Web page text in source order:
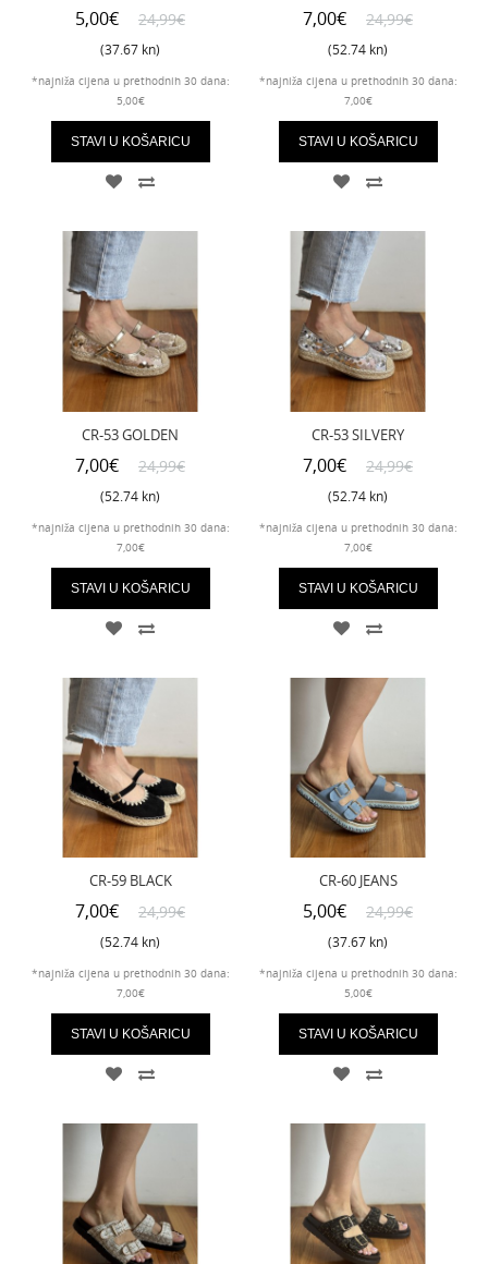
5,00€ 24,99€
(37.67 kn)
*najniža cijena u prethodnih 30 dana:
5,00€
STAVI U KOŠARICU
7,00€ 24,99€
(52.74 kn)
*najniža cijena u prethodnih 30 dana:
7,00€
STAVI U KOŠARICU
CR-53 GOLDEN
7,00€ 24,99€
(52.74 kn)
*najniža cijena u prethodnih 30 dana:
7,00€
STAVI U KOŠARICU
CR-53 SILVERY
7,00€ 24,99€
(52.74 kn)
*najniža cijena u prethodnih 30 dana:
7,00€
STAVI U KOŠARICU
CR-59 BLACK
7,00€ 24,99€
(52.74 kn)
*najniža cijena u prethodnih 30 dana:
7,00€
STAVI U KOŠARICU
CR-60 JEANS
5,00€ 24,99€
(37.67 kn)
*najniža cijena u prethodnih 30 dana:
5,00€
STAVI U KOŠARICU